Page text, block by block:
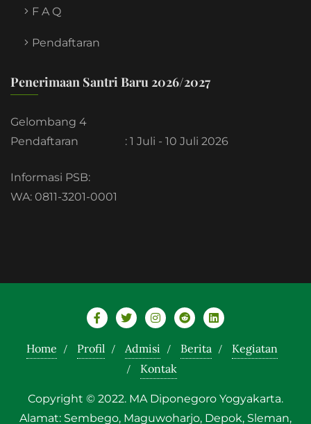
F A Q
Pendaftaran
Penerimaan Santri Baru 2026/2027
Gelombang 4
Pendaftaran
: 1 Juli - 10 Juli 2026
Informasi PSB:
WA: 0811-3201-0001
Home Profil Admisi Berita
Kegiatan
Kontak
Copyright © 2022. MA Diponegoro Yogyakarta.
Alamat: Sembego, Maguwoharjo, Depok, Sleman,